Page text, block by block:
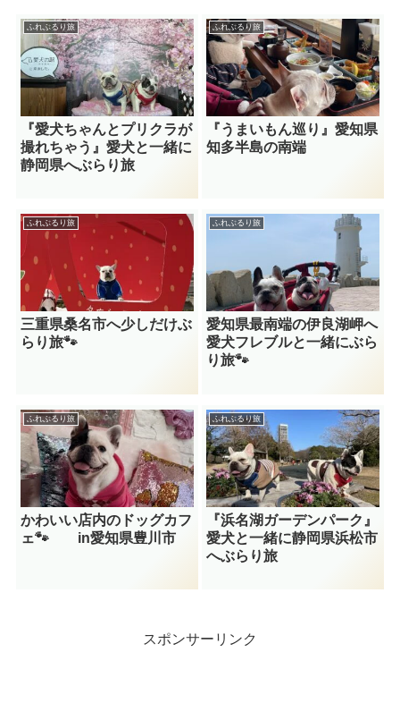
ふれぶるり旅
『愛犬ちゃんとプリクラが
撮れちゃう』愛犬と一緒に
静岡県へぶらり旅
ふれぶるり旅
『うまいもん巡り』愛知県
知多半島の南端
ふれぶるり旅
三重県桑名市へ少しだけぶ
らり旅🐾
ふれぶるり旅
愛知県最南端の伊良湖岬へ
愛犬フレブルと一緒にぶら
り旅🐾
ふれぶるり旅
かわいい店内のドッグカフ
ェ🐾 in愛知県豊川市
ふれぶるり旅
『浜名湖ガーデンパーク』
愛犬と一緒に静岡県浜松市
へぶらり旅
スポンサーリンク